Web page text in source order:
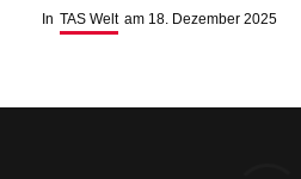
In TAS Welt am 18. Dezember 2025